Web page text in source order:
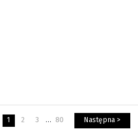
1 2 3 … 80 Następna >